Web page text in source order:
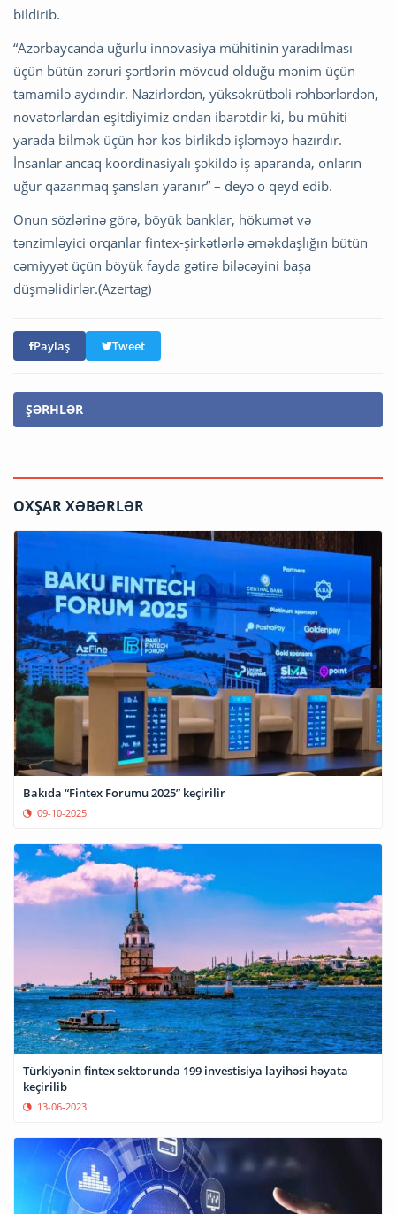
bildirib.
“Azərbaycanda uğurlu innovasiya mühitinin yaradılması
üçün bütün zəruri şərtlərin mövcud olduğu mənim üçün
tamamilə aydındır. Nazirlərdən, yüksəkrütbəli rəhbərlərdən,
novatorlardan eşitdiyimiz ondan ibarətdir ki, bu mühiti
yarada bilmək üçün hər kəs birlikdə işləməyə hazırdır.
İnsanlar ancaq koordinasiyalı şəkildə iş aparanda, onların
uğur qazanmaq şansları yaranır” – deyə o qeyd edib.
Onun sözlərinə görə, böyük banklar, hökumət və
tənzimləyici orqanlar fintex-şirkətlərlə əməkdaşlığın bütün
cəmiyyət üçün böyük fayda gətirə biləcəyini başa
düşməlidirlər.(Azertag)
Paylaş Tweet
ŞƏRHLƏR
OXŞAR XƏBƏRLƏR
Bakıda “Fintex Forumu 2025” keçirilir
09-10-2025
Türkiyənin fintex sektorunda 199 investisiya layihəsi həyata
keçirilib
13-06-2023